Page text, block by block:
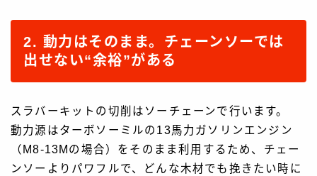
2. 動力はそのまま。チェーンソーでは
出せない“余裕”がある
スラバーキットの切削はソーチェーンで行います。
動力源はターボソーミルの13馬力ガソリンエンジン
（M8-13Mの場合）をそのまま利用するため、チェー
ンソーよりパワフルで、どんな木材でも挽きたい時に